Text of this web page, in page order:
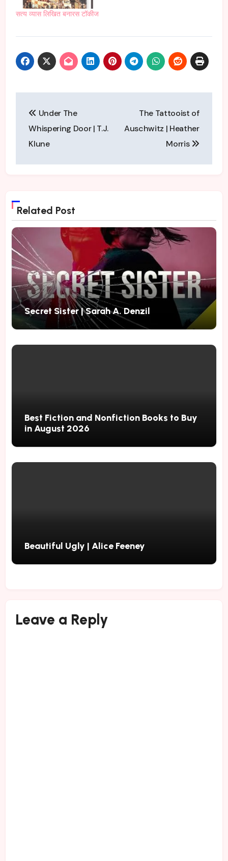
सत्य व्यास लिखित बनारस टॉकीज
navigation
Under The
Whispering Door | T.J.
Klune
The Tattooist of
Auschwitz | Heather
Morris
Related Post
Secret Sister | Sarah A. Denzil
Best Fiction and Nonfiction Books to Buy
in August 2026
Beautiful Ugly | Alice Feeney
Leave a Reply